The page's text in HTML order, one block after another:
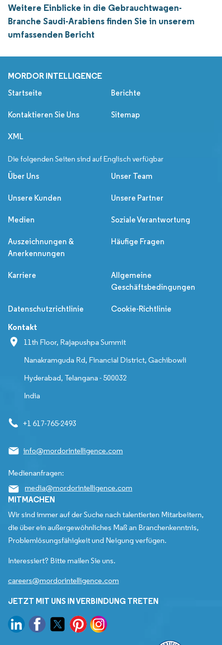
Weitere Einblicke in die Gebrauchtwagen-
Branche Saudi-Arabiens finden Sie in unserem
umfassenden Bericht
MORDOR INTELLIGENCE
Startseite Berichte
Kontaktieren Sie Uns Sitemap
XML
Die folgenden Seiten sind auf Englisch verfügbar
Über Uns Unser Team
Unsere Kunden Unsere Partner
Medien Soziale Verantwortung
Auszeichnungen &
Anerkennungen
Häufige Fragen
Karriere
Allgemeine
Geschäftsbedingungen
Datenschutzrichtlinie Cookie-Richtlinie
Kontakt
11th Floor, Rajapushpa Summit
Nanakramguda Rd, Financial District, Gachibowli
Hyderabad, Telangana - 500032
India
+1 617-765-2493
info@mordorintelligence.com
Medienanfragen:
media@mordorintelligence.com
MITMACHEN
Wir sind immer auf der Suche nach talentierten Mitarbeitern,
die über ein außergewöhnliches Maß an Branchenkenntnis,
Problemlösungsfähigkeit und Neigung verfügen.
Interessiert? Bitte mailen Sie uns.
careers@mordorintelligence.com
JETZT MIT UNS IN VERBINDUNG TRETEN